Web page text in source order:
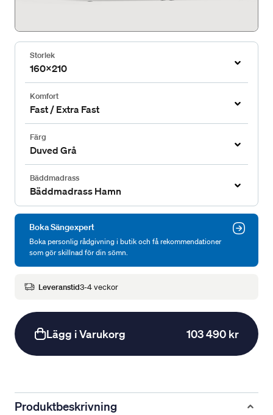
Storlek
160x210
Komfort
Fast / Extra Fast
Färg
Duved Grå
Bäddmadrass
Bäddmadrass Hamn
Boka Sängexpert
Boka personlig rådgivning i butik och få rekommendationer
som gör skillnad för din sömn.
Leveranstid3-4 veckor
Lägg i Varukorg 103 490 kr
Produktbeskrivning